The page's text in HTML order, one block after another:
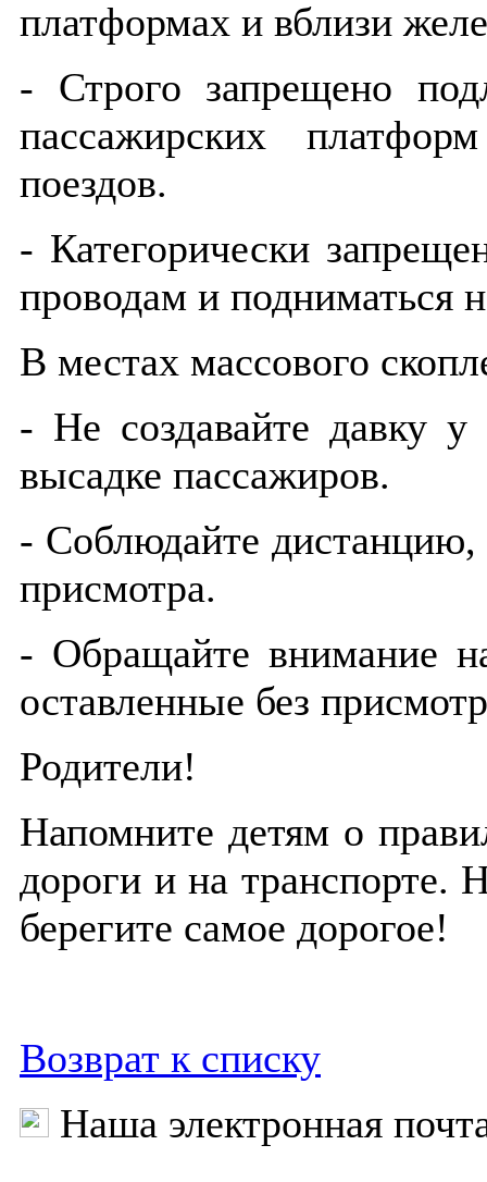
платформах и вблизи
- Строго запрещено
пассажирских
поездов.
- Категорически
проводам и подниматься
В местах массового
- Не создавайте давку
высадке пассажиров.
- Соблюдайте дистанцию,
присмотра.
- Обращайте внимание
оставленные без
Родители!
Напомните детям о
дороги и на транспорте.
берегите самое дорогое!
Возврат к списку
Наша электронная